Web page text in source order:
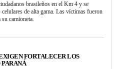
brasileños en el Km 4 y se
de alta gama. Las víctimas fueron
camioneta.
FORTALECER LOS